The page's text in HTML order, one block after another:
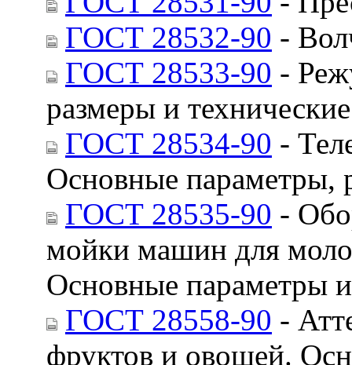
ГОСТ 28532-90 -
ГОСТ 28533-90 -
размеры и
ГОСТ 28534-90 -
Основные параметры,
ГОСТ 28535-90 -
мойки машин для
Основные параметры
ГОСТ 28558-90 -
фруктов и овощей.